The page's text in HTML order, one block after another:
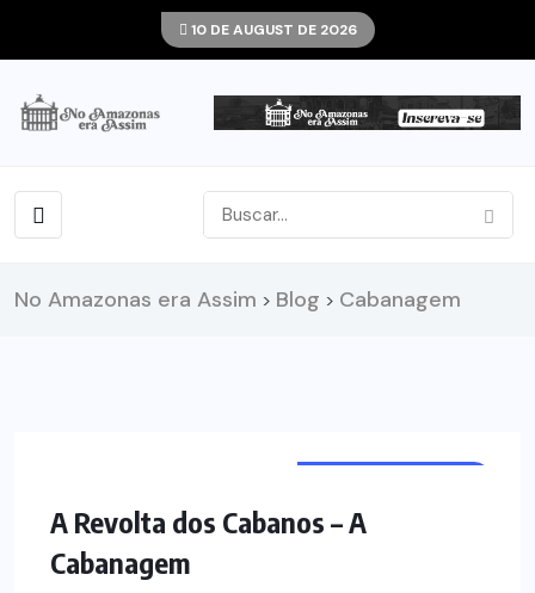
10 DE AUGUST DE 2026
No Amazonas era Assim > Blog > Cabanagem
A Revolta dos Cabanos – A
Cabanagem